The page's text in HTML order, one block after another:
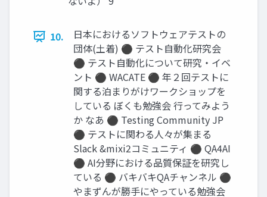
10.
日本におけるソフトウェアテストの
団体(土着) ⚫ テスト自動化研究会
⚫ テスト自動化について研究・イベ
ント ⚫ WACATE ⚫ 年２回テストに
関する泊まりがけワークショップを
している ぼくも勉強会 行ってみよう
か なあ ⚫ Testing Community JP
⚫ テストに関わる人々が集まる
Slack &mixi2コミュニティ ⚫ QA4AI
⚫ AI分野における品質保証を研究し
ている ⚫ バキバキQAチャンネル ⚫
やまずんが勝手にやっている勉強会